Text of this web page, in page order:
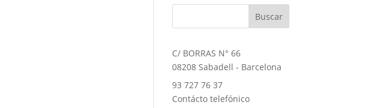
C/ BORRAS N° 66
08208 Sabadell - Barcelona
93 727 76 37
Contácto telefónico